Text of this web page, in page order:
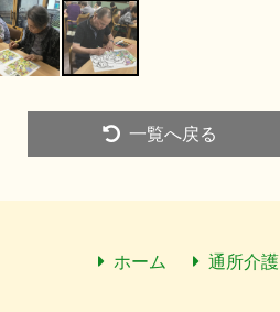
一覧へ戻る
ホーム 通所介護